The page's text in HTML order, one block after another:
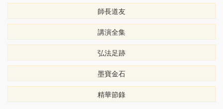
師長道友
講演全集
弘法足跡
墨寶金石
精華節錄